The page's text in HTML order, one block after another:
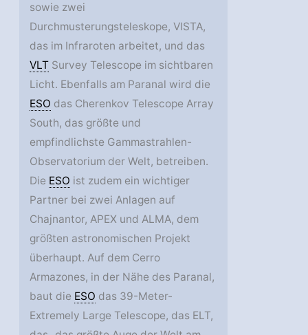
sowie zwei
Durchmusterungsteleskope, VISTA,
das im Infraroten arbeitet, und das
VLT Survey Telescope im sichtbaren
Licht. Ebenfalls am Paranal wird die
ESO das Cherenkov Telescope Array
South, das größte und
empfindlichste Gammastrahlen-
Observatorium der Welt, betreiben.
Die ESO ist zudem ein wichtiger
Partner bei zwei Anlagen auf
Chajnantor, APEX und ALMA, dem
größten astronomischen Projekt
überhaupt. Auf dem Cerro
Armazones, in der Nähe des Paranal,
baut die ESO das 39-Meter-
Extremely Large Telescope, das ELT,